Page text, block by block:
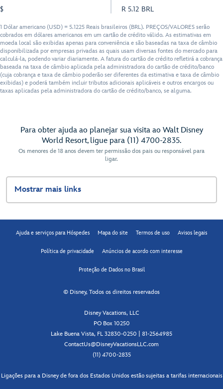
$
R 5.12 BRL
1 Dólar americano (USD) = 5.1225 Reais brasileiros (BRL). PREÇOS/VALORES serão
cobrados em dólares americanos em um cartão de crédito válido. As estimativas em
moeda local são exibidas apenas para conveniência e são baseadas na taxa de câmbio
disponibilizada por empresas privadas as quais usam diversas fontes do mercado para
calculá-la, podendo variar diariamente. A fatura do cartão de crédito refletirá a cobrança
baseada na taxa de câmbio aplicada pela administradora do cartão de crédito/banco
(cuja cobrança e taxa de câmbio poderão ser diferentes da estimativa e taxa de câmbio
exibidas) e poderá também incluir tributos adicionais aplicáveis e outros encargos ou
taxas aplicadas pela administradora do cartão de crédito/banco, se alguma.
Para obter ajuda ao planejar sua visita ao Walt Disney
World Resort, ligue para (11) 4700-2835.
Os menores de 18 anos devem ter permissão dos pais ou responsável para
ligar.
Mostrar mais links
Ajuda e serviços para Hóspedes Mapa do site Termos de uso Avisos legais
Política de privacidade Anúncios de acordo com interesse
Proteção de Dados no Brasil
© Disney, Todos os direitos reservados
Disney Vacations, LLC
PO Box 10250
Lake Buena Vista, FL 32830-0250 | 81-2564985
ContactUs@DisneyVacationsLLC.com
(11) 4700-2835
Ligações para a Disney de fora dos Estados Unidos estão sujeitas a tarifas internacionais